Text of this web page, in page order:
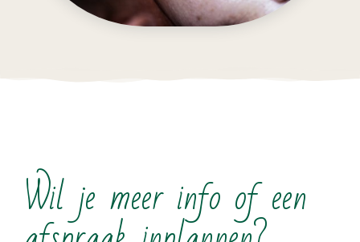
Wil je meer info of een